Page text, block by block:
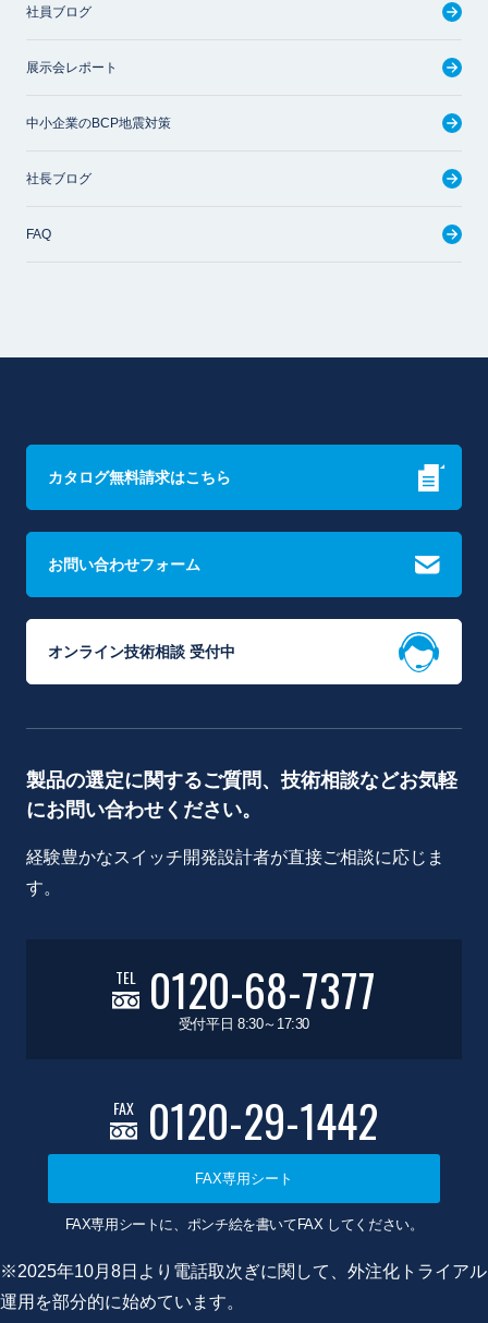
社員ブログ
展示会レポート
中小企業のBCP地震対策
社長ブログ
FAQ
カタログ無料請求はこちら
お問い合わせフォーム
オンライン技術相談 受付中
製品の選定に関するご質問、技術相談などお気軽
にお問い合わせください。
経験豊かなスイッチ開発設計者が直接ご相談に応じま
す。
TEL 0120-68-7377
受付平日 8:30～17:30
FAX 0120-29-1442
FAX専用シート
FAX専用シートに、ポンチ絵を書いてFAX してください。
※2025年10月8日より電話取次ぎに関して、外注化トライアル
運用を部分的に始めています。